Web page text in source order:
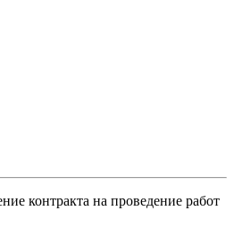
контракта на проведение работ